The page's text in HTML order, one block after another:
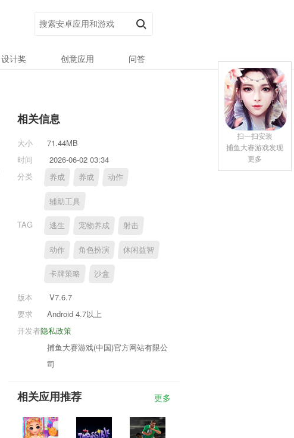
设计奖 创意应用 问答
相关信息
大小
71.44MB
时间
2026-06-02 03:34
分类
养成 养成 动作
辅助工具
TAG 逃生 宠物养成 射击
动作 角色扮演 休闲益智
卡牌策略 沙盒
版本
V7.6.7
要求
Android 4.7以上
隐私政策
开发者
捕鱼大赛游戏(中国)官方网站有限公
司
相关应用推荐 更多
扫一扫安装
捕鱼大赛游戏发现
更多